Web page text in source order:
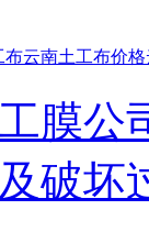
布云南土工布价格
膜公
破坏